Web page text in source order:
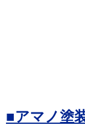
■アマノ塗